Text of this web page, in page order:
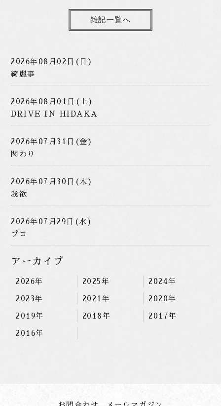
雑記一覧へ
2026年08月02日(日)
綺麗事
2026年08月01日(土)
DRIVE IN HIDAKA
2026年07月31日(金)
関わり
2026年07月30日(木)
我欲
2026年07月29日(水)
プロ
アーカイブ
2026年 2025年 2024年
2023年 2021年 2020年
2019年 2018年 2017年
2016年